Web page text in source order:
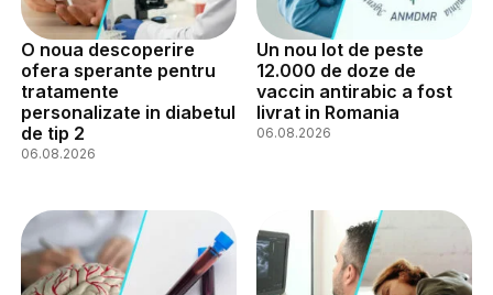
O noua descoperire
ofera sperante pentru
tratamente
personalizate in diabetul
de tip 2
06.08.2026
Un nou lot de peste
12.000 de doze de
vaccin antirabic a fost
livrat in Romania
06.08.2026